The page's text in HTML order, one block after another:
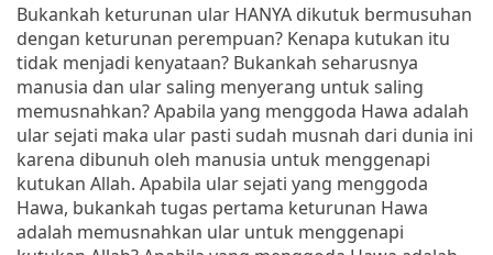
Bukankah keturunan ular HANYA dikutuk bermusuhan
dengan keturunan perempuan? Kenapa kutukan itu
tidak menjadi kenyataan? Bukankah seharusnya
manusia dan ular saling menyerang untuk saling
memusnahkan? Apabila yang menggoda Hawa adalah
ular sejati maka ular pasti sudah musnah dari dunia ini
karena dibunuh oleh manusia untuk menggenapi
kutukan Allah. Apabila ular sejati yang menggoda
Hawa, bukankah tugas pertama keturunan Hawa
adalah memusnahkan ular untuk menggenapi